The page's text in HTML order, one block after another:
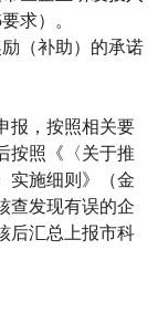
要求）。
（补助）的承诺
报，按照相关要
按照《〈关于推
实施细则》（金
查发现有误的企
后汇总上报市科